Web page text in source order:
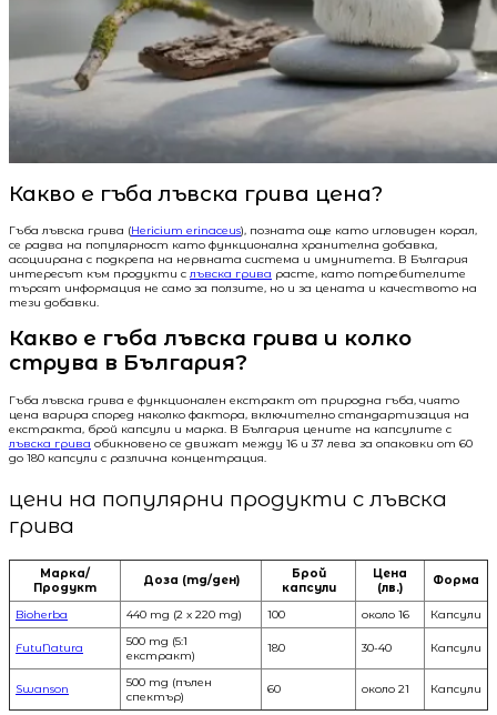
Какво е гъба лъвска грива цена?
Гъба лъвска грива (Hericium erinaceus), позната още като игловиден корал,
се радва на популярност като функционална хранителна добавка,
асоциирана с подкрепа на нервната система и имунитета. В България
интересът към продукти слъвска грива расте, като потребителите
търсят информация не само за ползите, но и за цената и качеството на
тези добавки.
Какво е гъба лъвска грива и колко
струва в България?
Гъба лъвска грива е функционален екстракт от природна гъба, чиято
цена варира според няколко фактора, включително стандартизация на
екстракта, брой капсули и марка. В България цените на капсулите с
лъвска грива обикновено се движат между 16 и 37 лева за опаковки от 60
до 180 капсули с различна концентрация.
цени на популярни продукти с лъвска
грива
Марка/
Продукт
Доза (mg/ден)
Брой
капсули
Цена
(лв.)
Форма
Bioherba 440 mg (2 x 220 mg) 100 около 16 Капсули
FutuNatura
500 mg (5:1
екстракт)
180 30-40 Капсули
Swanson
500 mg (пълен
спектър)
60 около 21 Капсули